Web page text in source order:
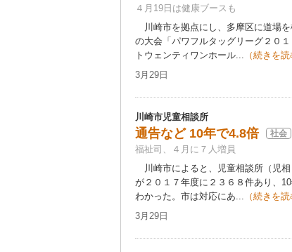
４月19日は健康ブースも
川崎市を拠点にし、多摩区に道場を
の大会「パワフルタッグリーグ２０
トウェンティワンホール... （続きを読
3月29日
川崎市児童相談所
通告など 10年で4.8倍 社会
福祉司、４月に７人増員
川崎市によると、児童相談所（児
が２０１７年度に２３６８件あり、
わかった。市は対応にあ... （続きを読
3月29日